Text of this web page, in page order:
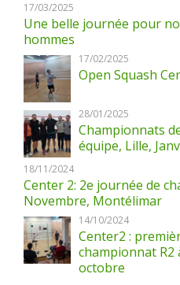
17/03/2025
Une belle journée pour
hommes
17/02/2025
Open Squash
28/01/2025
Championnats
équipe, Lille,
18/11/2024
Center 2: 2e journée de
Novembre, Montélimar
14/10/2024
Center2 :
championnat R2
octobre